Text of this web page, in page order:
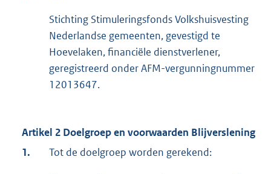
Stichting Stimuleringsfonds Volkshuisvesting
Nederlandse gemeenten, gevestigd te
Hoevelaken, financiële dienstverlener,
geregistreerd onder AFM-vergunningnummer
12013647.
Artikel 2 Doelgroep en voorwaarden Blijverslening
1.
Tot de doelgroep worden gerekend: